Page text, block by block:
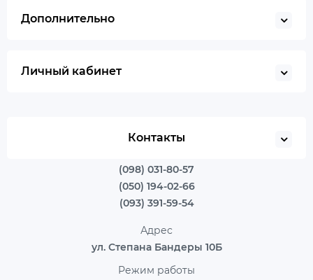
Дополнительно
Личный кабинет
Контакты
(098) 031-80-57
(050) 194-02-66
(093) 391-59-54
Адрес
ул. Степана Бандеры 10Б
Режим работы